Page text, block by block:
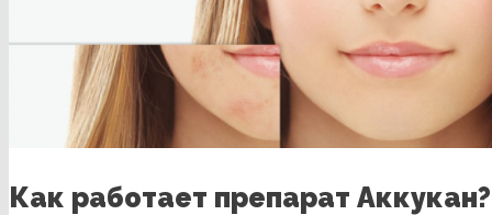
Как работает препарат Аккукан?